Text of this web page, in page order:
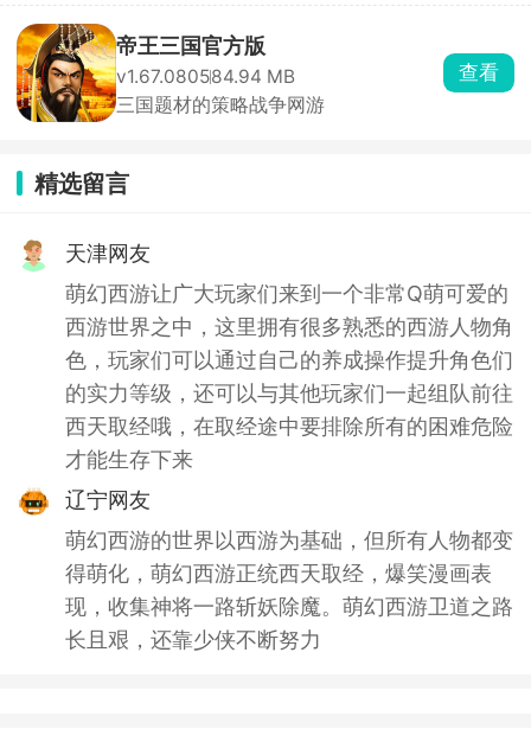
帝王三国官方版
v1.67.080584.94 MB
三国题材的策略战争网游
查看
精选留言
天津网友
萌幻西游让广大玩家们来到一个非常Q萌可爱的
西游世界之中，这里拥有很多熟悉的西游人物角
色，玩家们可以通过自己的养成操作提升角色们
的实力等级，还可以与其他玩家们一起组队前往
西天取经哦，在取经途中要排除所有的困难危险
才能生存下来
辽宁网友
萌幻西游的世界以西游为基础，但所有人物都变
得萌化，萌幻西游正统西天取经，爆笑漫画表
现，收集神将一路斩妖除魔。萌幻西游卫道之路
长且艰，还靠少侠不断努力